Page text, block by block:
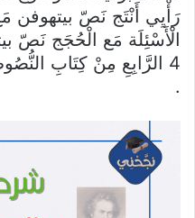
رَأْيِي أَنْتَج نَصّ بيتهوفن
الْأَسْئِلَة مَع الْحُجَج نَصّ
.